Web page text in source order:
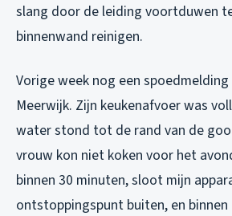
slang door de leiding voortduwen
binnenwand reinigen.
Vorige week nog een
Meerwijk. Zijn keukenafvoer was
water stond tot de rand van de
vrouw kon niet koken voor het
binnen 30 minuten, sloot mijn
ontstoppingspunt buiten, en